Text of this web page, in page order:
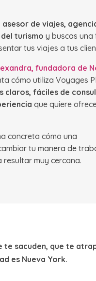
asesor de viajes,
turismo y buscas una
tus viajes a tus
fundadora de
cómo utiliza Voyages
claros, fáciles de
que quiere
concreta cómo una
tu manera de
resultar muy cercana.
te sacuden, que te
es Nueva York.